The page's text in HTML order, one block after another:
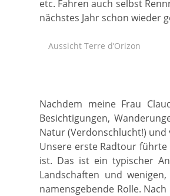
etc. Fahren auch selbst
nächstes Jahr schon wieder
Aussicht Terre d’Orizon
Nachdem meine Frau
Besichtigungen,
Natur (Verdonschlucht!) und
Unsere erste Radtour führte
ist. Das ist ein typischer
Landschaften und
namensgebende Rolle.